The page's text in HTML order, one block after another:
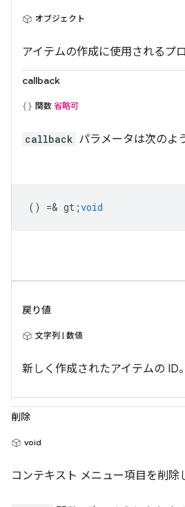
オブジェクト
アイテムの作成に使用されるプ
callback
関数 省略可
callback パラメータは次のよ
() =& gt;void
戻り値
文字列 | 数値
新しく作成されたアイテムの ID。
削除
void
コンテキスト メニュー項目を削除